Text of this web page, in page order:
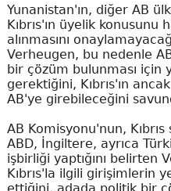
Yunanistan'ın, diğer AB
Kıbrıs'ın üyelik
alınmasını
Verheugen, bu nedenle
bir çözüm bulunması için
gerektiğini, Kıbrıs'ın
AB'ye girebileceğini
AB Komisyonu'nun,
ABD, İngiltere, ayrıca
işbirliği yaptığını belirten
Kıbrıs'la ilgili girişimlerin